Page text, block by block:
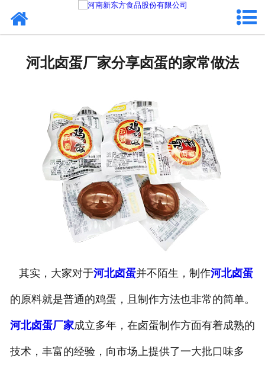
关于新东方
加入新东方
联系我们
河北卤蛋厂家分享卤蛋的家常做法
其实，大家对于河北卤蛋并不陌生，制作河北卤蛋
的原料就是普通的鸡蛋，且制作方法也非常的简单。
河北卤蛋厂家成立多年，在卤蛋制作方面有着成熟的
技术，丰富的经验，向市场上提供了一大批口味多